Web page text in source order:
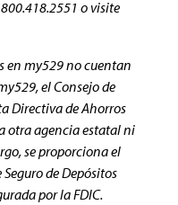
o visite
en my529 no cuentan
el Consejo de
Directiva de Ahorros
otra agencia estatal ni
se proporciona el
de Depósitos
por la FDIC.